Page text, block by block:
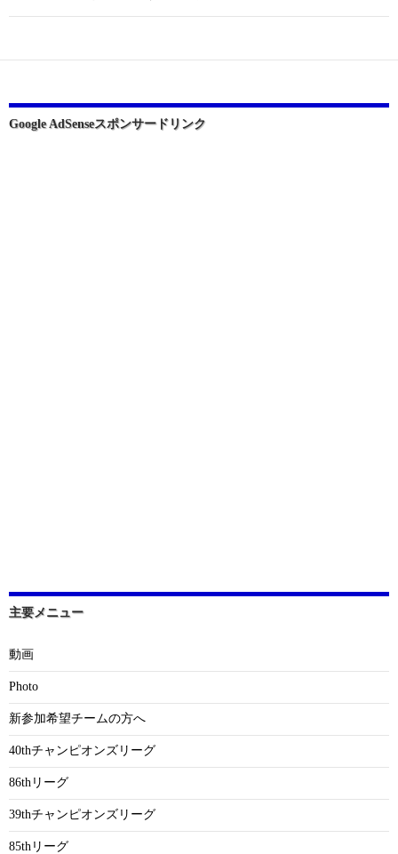
ー
ョ
Google AdSenseスポンサードリンク
主要メニュー
動画
Photo
新参加希望チームの方へ
40thチャンピオンズリーグ
86thリーグ
39thチャンピオンズリーグ
85thリーグ